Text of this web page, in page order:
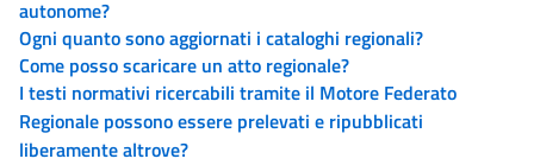
autonome?
Ogni quanto sono aggiornati i cataloghi regionali?
Come posso scaricare un atto regionale?
I testi normativi ricercabili tramite il Motore Federato
Regionale possono essere prelevati e ripubblicati
liberamente altrove?